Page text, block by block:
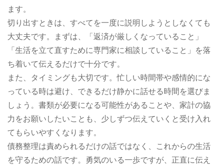
ます。
切り出すときは、すべてを一度に説明しようとしなくても
大丈夫です。まずは、「返済が厳しくなっていること」
「生活を立て直すために専門家に相談していること」を落
ち着いて伝えるだけで十分です。
また、タイミングも大切です。忙しい時間帯や感情的にな
っている時は避け、できるだけ静かに話せる時間を選びま
しょう。書類が必要になる可能性があることや、家計の協
力をお願いしたいことも、少しずつ伝えていくと受け入れ
てもらいやすくなります。
債務整理は責められるだけの話ではなく、これからの生活
を守るための話です。勇気のいる一歩ですが、正直に伝え